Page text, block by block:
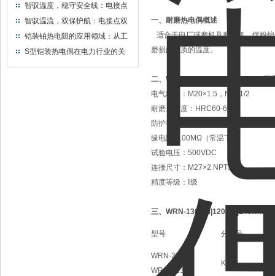
金属温度计——测温新选择
智驭温度，稳守安全线：电接点
双金属温度计的创新守护
智驭温流，双保护航：电接点双
金属温度计在工业领域的革新应
铠装铂热电阻的应用领域：从工
业到科研，无所不在的温度测量
S型铠装热电偶在电力行业的关
一、耐磨热电偶概述
适合于电厂球磨机及磨煤机、煤粉
磨损的介质的温度。
二、 WRN-130NM|120NM|140NM耐
电气出口：M20×1.5，NPT1/2
耐磨头硬度：HRC60-65
防护等级：IP65
缘电阻>100MΩ（常温下）
试验电压：500VDC
连接尺寸：M27×2 NPT3/4
精度等级：Ⅰ级
三、 WRN-130NM|120NM|140NM耐
型号 分度号
WRN-230N
WRN2-230N
K